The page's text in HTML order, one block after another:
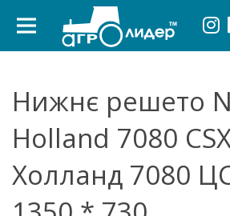
Нижнє решето
Holland 7080
Холланд 7080